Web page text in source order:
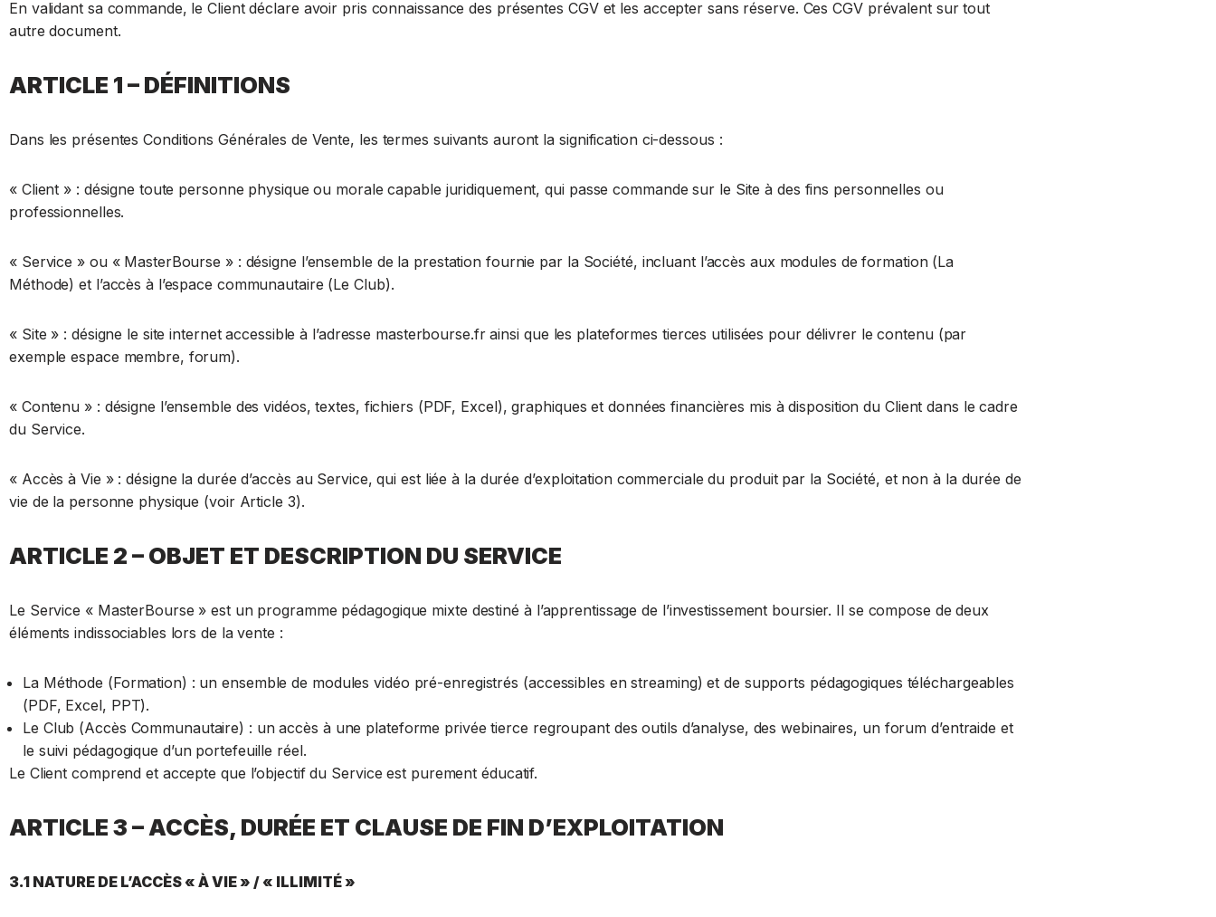
En validant sa commande, le Client déclare avoir pris connaissance des présentes CGV et les accepter sans réserve. Ces CGV prévalent sur tout
autre document.
ARTICLE 1 – DÉFINITIONS
Dans les présentes Conditions Générales de Vente, les termes suivants auront la signification ci-dessous :
« Client » : désigne toute personne physique ou morale capable juridiquement, qui passe commande sur le Site à des fins personnelles ou
professionnelles.
« Service » ou « MasterBourse » : désigne l’ensemble de la prestation fournie par la Société, incluant l’accès aux modules de formation (La
Méthode) et l’accès à l’espace communautaire (Le Club).
« Site » : désigne le site internet accessible à l’adresse masterbourse.fr ainsi que les plateformes tierces utilisées pour délivrer le contenu (par
exemple espace membre, forum).
« Contenu » : désigne l’ensemble des vidéos, textes, fichiers (PDF, Excel), graphiques et données financières mis à disposition du Client dans le cadre
du Service.
« Accès à Vie » : désigne la durée d’accès au Service, qui est liée à la durée d’exploitation commerciale du produit par la Société, et non à la durée de
vie de la personne physique (voir Article 3).
ARTICLE 2 – OBJET ET DESCRIPTION DU SERVICE
Le Service « MasterBourse » est un programme pédagogique mixte destiné à l’apprentissage de l’investissement boursier. Il se compose de deux
éléments indissociables lors de la vente :
La Méthode (Formation) : un ensemble de modules vidéo pré-enregistrés (accessibles en streaming) et de supports pédagogiques téléchargeables
(PDF, Excel, PPT).
Le Club (Accès Communautaire) : un accès à une plateforme privée tierce regroupant des outils d’analyse, des webinaires, un forum d’entraide et
le suivi pédagogique d’un portefeuille réel.
Le Client comprend et accepte que l’objectif du Service est purement éducatif.
ARTICLE 3 – ACCÈS, DURÉE ET CLAUSE DE FIN D’EXPLOITATION
3.1 NATURE DE L’ACCÈS « À VIE » / « ILLIMITÉ »